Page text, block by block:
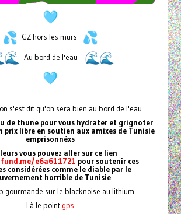
GZ hors les murs
Au bord de l'eau
s'est dit qu'on sera bien au bord de l'eau ...
de thune pour vous hydrater et grignoter
prix libre en soutien aux amixes de Tunisie
emprisonnéxs
vous pouvez aller sur ce lien
e6a611721 pour soutenir ces
considérées comme le diable par le
horrible de Tunisie
gourmande sur le blacknoise au lithium
Là le point gps